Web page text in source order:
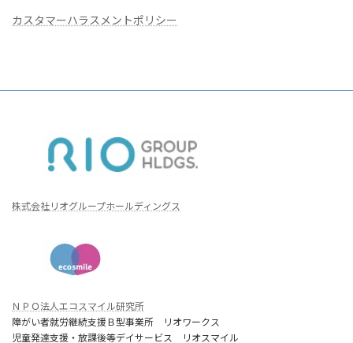
カスタマーハラスメントポリシー
株式会社リオグループホールディングス
ＮＰＯ法人エコスマイル研究所
障がい者就労継続支援Ｂ型事業所 リオワークス
児童発達支援・放課後等デイサービス リオスマイル